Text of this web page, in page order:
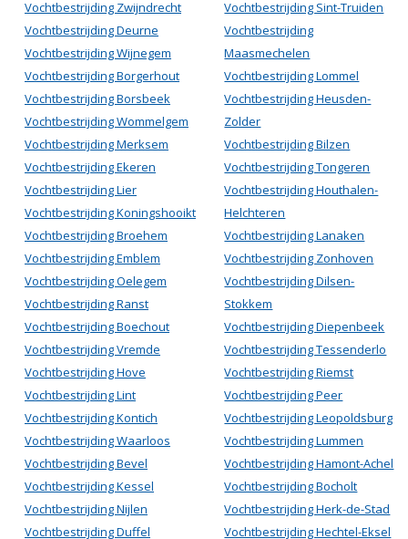
Vochtbestrijding Zwijndrecht
Vochtbestrijding Deurne
Vochtbestrijding Wijnegem
Vochtbestrijding Borgerhout
Vochtbestrijding Borsbeek
Vochtbestrijding Wommelgem
Vochtbestrijding Merksem
Vochtbestrijding Ekeren
Vochtbestrijding Lier
Vochtbestrijding Koningshooikt
Vochtbestrijding Broehem
Vochtbestrijding Emblem
Vochtbestrijding Oelegem
Vochtbestrijding Ranst
Vochtbestrijding Boechout
Vochtbestrijding Vremde
Vochtbestrijding Hove
Vochtbestrijding Lint
Vochtbestrijding Kontich
Vochtbestrijding Waarloos
Vochtbestrijding Bevel
Vochtbestrijding Kessel
Vochtbestrijding Nijlen
Vochtbestrijding Duffel
Vochtbestrijding Sint-Truiden
Vochtbestrijding
Maasmechelen
Vochtbestrijding Lommel
Vochtbestrijding Heusden-
Zolder
Vochtbestrijding Bilzen
Vochtbestrijding Tongeren
Vochtbestrijding Houthalen-
Helchteren
Vochtbestrijding Lanaken
Vochtbestrijding Zonhoven
Vochtbestrijding Dilsen-
Stokkem
Vochtbestrijding Diepenbeek
Vochtbestrijding Tessenderlo
Vochtbestrijding Riemst
Vochtbestrijding Peer
Vochtbestrijding Leopoldsburg
Vochtbestrijding Lummen
Vochtbestrijding Hamont-Achel
Vochtbestrijding Bocholt
Vochtbestrijding Herk-de-Stad
Vochtbestrijding Hechtel-Eksel